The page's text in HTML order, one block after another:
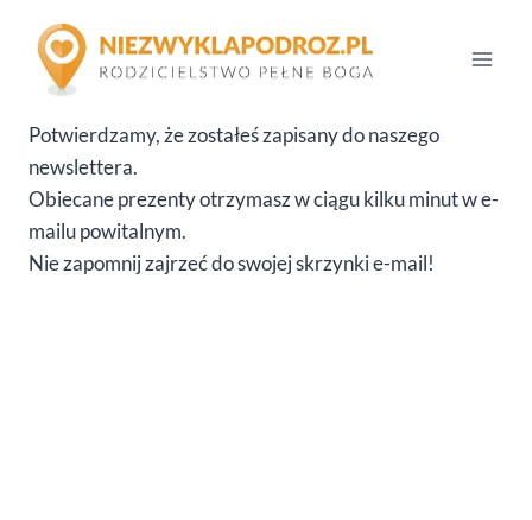
treści
Potwierdzamy, że zostałeś zapisany do naszego
newslettera.
Obiecane prezenty otrzymasz w ciągu kilku minut w e-
mailu powitalnym.
Nie zapomnij zajrzeć do swojej skrzynki e-mail!